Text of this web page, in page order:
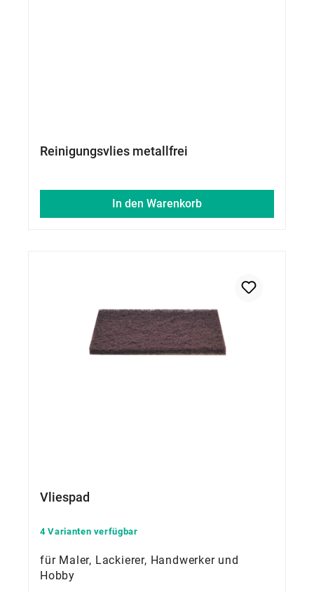
Reinigungsvlies metallfrei
In den Warenkorb
Vliespad
4 Varianten verfügbar
für Maler, Lackierer, Handwerker und
Hobby